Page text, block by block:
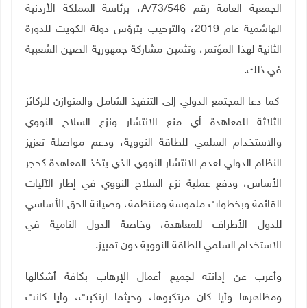
الجمعية العامة رقم A/73/546، برئاسة المملكة الأردنية
الهاشمية عام 2019، والترحيب بترؤس دولة الكويت للدورة
الثانية لهذا المؤتمر، وتثمين مشاركة جمهورية الصين الشعبية
في ذلك.
كما دعا المجتمع الدولي إلى التنفيذ الشامل والمتوازن للركائز
الثلاثة للمعاهدة أي منع الانتشار ونزع السلاح النووي
والاستخدام السلمي للطاقة النووية، ودعم مواصلة تعزيز
النظام الدولي لعدم الانتشار النووي الذي يتخذ المعاهدة كحجر
الأساس، ودفع عملية نزع السلاح النووي في إطار الآليات
القائمة وبخطوات ملموسة ومنتظمة، وصيانة الحق الأساسي
للدول الأطراف للمعاهدة، وخاصة الدول النامية في
الاستخدام السلمي للطاقة النووية دون تمييز.
وأعرب عن إدانته لجميع أعمال الإرهاب بكافة أشكالها
ومظاهرها وأيا كان مرتكبوها، وحيثما ارتكبت، وأيا كانت